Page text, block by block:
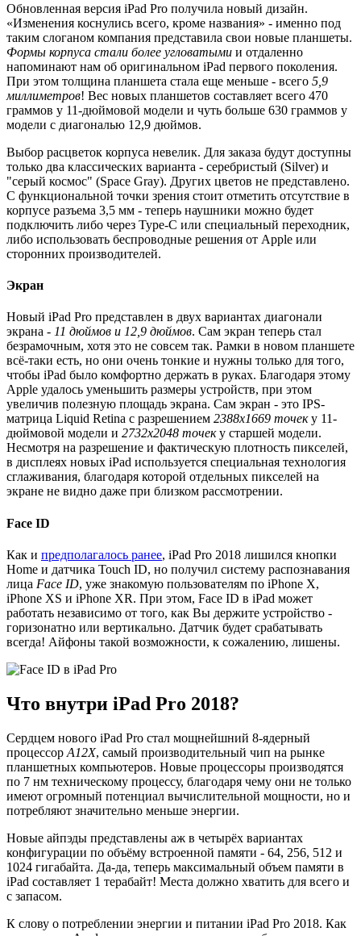
Обновленная версия iPad Pro получила новый дизайн.
«Изменения коснулись всего, кроме названия» - именно под
таким слоганом компания представила свои новые планшеты.
Формы корпуса стали более угловатыми и отдаленно
напоминают нам об оригинальном iPad первого поколения.
При этом толщина планшета стала еще меньше - всего 5,9
миллиметров! Вес новых планшетов составляет всего 470
граммов у 11-дюймовой модели и чуть больше 630 граммов у
модели с диагональю 12,9 дюймов.
Выбор расцветок корпуса невелик. Для заказа будут доступны
только два классических варианта - серебристый (Silver) и
"серый космос" (Space Gray). Других цветов не представлено.
С функциональной точки зрения стоит отметить отсутствие в
корпусе разъема 3,5 мм - теперь наушники можно будет
подключить либо через Type-C или специальный переходник,
либо использовать беспроводные решения от Apple или
сторонних производителей.
Экран
Новый iPad Pro представлен в двух вариантах диагонали
экрана - 11 дюймов и 12,9 дюймов. Сам экран теперь стал
безрамочным, хотя это не совсем так. Рамки в новом планшете
всё-таки есть, но они очень тонкие и нужны только для того,
чтобы iPad было комфортно держать в руках. Благодаря этому
Apple удалось уменьшить размеры устройств, при этом
увеличив полезную площадь экрана. Сам экран - это IPS-
матрица Liquid Retina с разрешением 2388х1669 точеку 11-
дюймовой модели и 2732х2048 точеку старшей модели.
Несмотря на разрешение и фактическую плотность пикселей,
в дисплеях новых iPad используется специальная технология
сглаживания, благодаря которой отдельных пикселей на
экране не видно даже при близком рассмотрении.
Face ID
Как и предполагалось ранее, iPad Pro 2018 лишился кнопки
Home и датчика Touch ID, но получил систему распознавания
лица Face ID, уже знакомую пользователям по iPhone X,
iPhone XS и iPhone XR. При этом, Face ID в iPad может
работать независимо от того, как Вы держите устройство -
горизонатно или вертикально. Датчик будет срабатывать
всегда! Айфоны такой возможности, к сожалению, лишены.
Что внутри iPad Pro 2018?
Сердцем нового iPad Pro стал мощнейшний 8-ядерный
процессор A12X, самый производительный чип на рынке
планшетных компьютеров. Новые процессоры производятся
по 7 нм техническому процессу, благодаря чему они не только
имеют огромный потенциал вычислительной мощности, но и
потребляют значительно меньше энергии.
Новые айпэды представлены аж в четырёх вариантах
конфигурации по объёму встроенной памяти - 64, 256, 512 и
1024 гигабайта. Да-да, теперь максимальный объем памяти в
iPad составляет 1 терабайт! Места должно хватить для всего и
с запасом.
К слову о потреблении энергии и питании iPad Pro 2018. Как